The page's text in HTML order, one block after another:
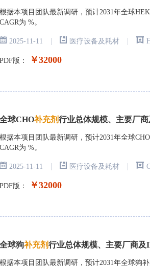
根据本项目团队最新调研，预计2031年全球
CAGR为 %。
2025-11-11 | 医疗设备及耗材 |
PDF版： ￥32000
全球CHO补充剂行业总体规模、主要厂商
根据本项目团队最新调研，预计2031年全球
CAGR为 %。
2025-11-11 | 医疗设备及耗材 |
PDF版： ￥32000
全球狗补充剂行业总体规模、主要厂商及
根据本项目团队最新调研，预计2031年全球狗